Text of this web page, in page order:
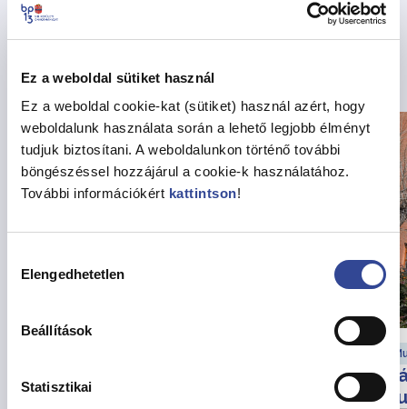
Ez a weboldal sütiket használ
Ez a weboldal cookie-kat (sütiket) használ azért, hogy
weboldalunk használata során a lehető legjobb élményt
tudjuk biztosítani. A weboldalunkon történő további
böngészéssel hozzájárul a cookie-k használatához.
További információkért kattintson!
kiválasztása
Elengedhetetlen
Beállítások
Statisztikai
Kapcsolódó hírek